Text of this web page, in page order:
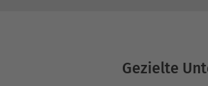
Gezielte